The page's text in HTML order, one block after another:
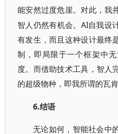
能安然过度危崖。对此，我
智人仍然有机会。 AI自我设
有发生，而且这种设计最终
制，即局限于一个框架中
度。而借助技术工具，智人
的超级物种，即我所谓的瓦肯
6.结语
无论如何，智能社会中